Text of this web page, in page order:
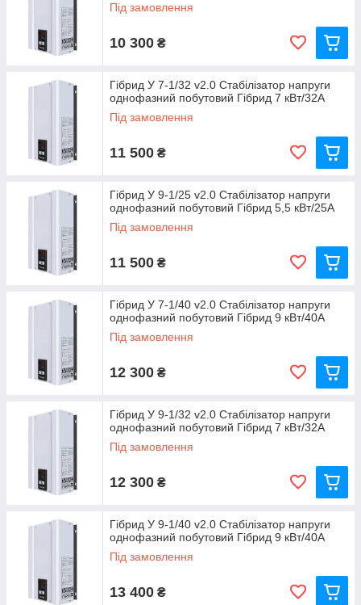
Під замовлення
10 300 ₴
Гібрид У 7-1/32 v2.0 Стабілізатор напруги
однофазний побутовий Гібрид 7 кВт/32А
Під замовлення
11 500 ₴
Гібрид У 9-1/25 v2.0 Стабілізатор напруги
однофазний побутовий Гібрид 5,5 кВт/25А
Під замовлення
11 500 ₴
Гібрид У 7-1/40 v2.0 Стабілізатор напруги
однофазний побутовий Гібрид 9 кВт/40А
Під замовлення
12 300 ₴
Гібрид У 9-1/32 v2.0 Стабілізатор напруги
однофазний побутовий Гібрид 7 кВт/32А
Під замовлення
12 300 ₴
Гібрид У 9-1/40 v2.0 Стабілізатор напруги
однофазний побутовий Гібрид 9 кВт/40А
Під замовлення
13 400 ₴